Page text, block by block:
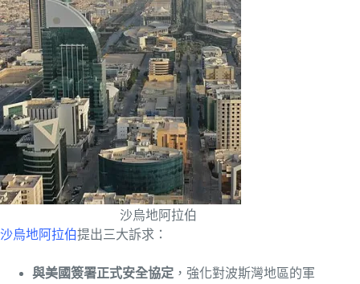
沙烏地阿拉伯
沙烏地阿拉伯提出三大訴求：
與美國簽署正式安全協定 ，強化對波斯灣地區的軍